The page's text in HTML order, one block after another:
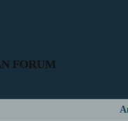
FORUM